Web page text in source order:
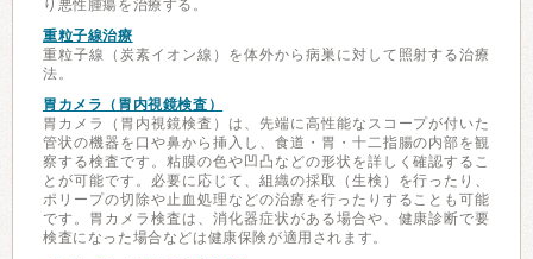
り悪性腫瘍を治療する。
重粒子線治療
重粒子線（炭素イオン線）を体外から病巣に対して照射する治療
法。
胃カメラ（胃内視鏡検査）
胃カメラ（胃内視鏡検査）は、先端に高性能なスコープが付いた
管状の機器を口や鼻から挿入し、食道・胃・十二指腸の内部を観
察する検査です。粘膜の色や凹凸などの形状を詳しく確認するこ
とが可能です。必要に応じて、組織の採取（生検）を行ったり、
ポリープの切除や止血処理などの治療を行ったりすることも可能
です。胃カメラ検査は、消化器症状がある場合や、健康診断で要
検査になった場合などは健康保険が適用されます。